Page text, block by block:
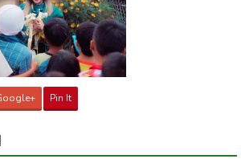
Pin It